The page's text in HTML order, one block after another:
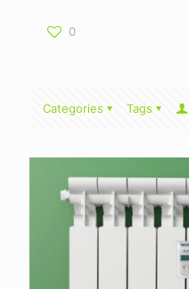
0
Categories Tags